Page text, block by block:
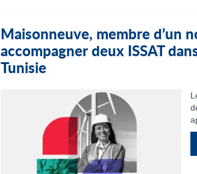
Maisonneuve, membre d’un
accompagner deux ISSAT
Tunisie